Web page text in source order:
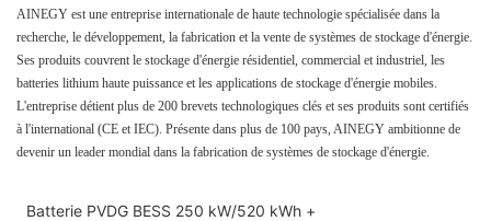
AINEGY est une entreprise internationale de haute technologie spécialisée dans la
recherche, le développement, la fabrication et la vente de systèmes de stockage d'énergie.
Ses produits couvrent le stockage d'énergie résidentiel, commercial et industriel, les
batteries lithium haute puissance et les applications de stockage d'énergie mobiles.
L'entreprise détient plus de 200 brevets technologiques clés et ses produits sont certifiés
à l'international (CE et IEC). Présente dans plus de 100 pays, AINEGY ambitionne de
devenir un leader mondial dans la fabrication de systèmes de stockage d'énergie.
Batterie PVDG BESS 250 kW/520 kWh +